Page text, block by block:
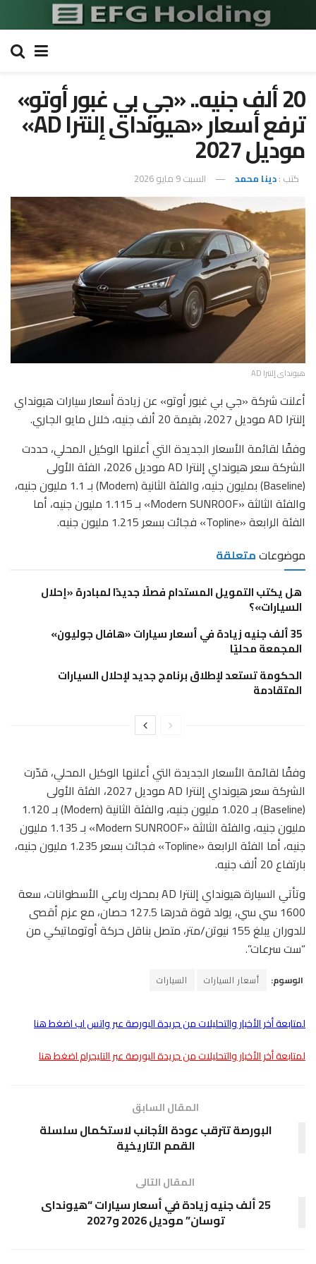
20 ألف جنيه.. «جي بي غبور أوتو»
ترفع أسعار «هيونداى إلنترا AD»
موديل 2027
كتب :دينا محمد السبت 9 مايو 2026
هيونداى إلنترا AD
أعلنت شركة «جي بي غبور أوتو» عن زيادة أسعار سيارات هيونداي
إلنترا AD موديل 2027، بقيمة 20 ألف جنيه، خلال مايو الجاري.
وفقًا لقائمة الأسعار الجديدة التي أعلنها الوكيل المحلي، حددت
الشركة سعر هيونداي إلنترا AD موديل 2026، الفئة الأولى
(Baseline) بمليون جنيه، والفئة الثانية (Modern) بـ 1.1 مليون جنيه،
والفئة الثالثة «Modern SUNROOF» بـ 1.115 مليون جنيه، أما
الفئة الرابعة «Topline» فجائت بسعر 1.215 مليون جنيه.
موضوعاتمتعلقة
هل يكتب التمويل المستدام فصلًا جديدًا لمبادرة «إحلال
السيارات»؟
35 ألف جنيه زيادة في أسعار سيارات «هافال جوليون»
المجمعة محليًا
الحكومة تستعد لإطلاق برنامج جديد لإحلال السيارات
المتقادمة
وفقًا لقائمة الأسعار الجديدة التي أعلنها الوكيل المحلي، قدّرت
الشركة سعر هيونداي إلنترا AD موديل 2027، الفئة الأولى
(Baseline) بـ 1.020 مليون جنيه، والفئة الثانية (Modern) بـ 1.120
مليون جنيه، والفئة الثالثة «Modern SUNROOF» بـ 1.135 مليون
جنيه، أما الفئة الرابعة «Topline» فجائت بسعر 1.235 مليون جنيه،
بارتفاع 20 ألف جنيه.
وتأتي السيارة هيونداي إلنترا AD بمحرك رباعي الأسطوانات، سعة
1600 سي سي، يولد قوة قدرها 127.5 حصان، مع عزم أقصى
للدوران يبلغ 155 نيوتن/متر، متصل بناقل حركة أوتوماتيكي من
“ست سرعات”.
الوسوم: أسعار السيارات السيارات
لمتابعة أخر الأخبار والتحليلات من جريدة البورصة عبر واتس اب اضغط هنا
لمتابعة أخر الأخبار والتحليلات من جريدة البورصة عبر التليجرام اضغط هنا
المقال السابق
البورصة تترقب عودة الأجانب لاستكمال سلسلة
القمم التاريخية
المقال التالى
25 ألف جنيه زيادة في أسعار سيارات “هيونداى
توسان” موديل 2026 و2027